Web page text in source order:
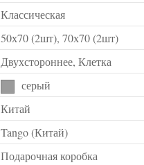
Классическая
50х70 (2шт), 70х70 (2шт)
Двухстороннее, Клетка
серый
Китай
Tango (Китай)
Подарочная коробка